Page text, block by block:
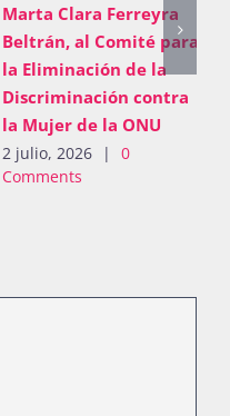
Marta Clara Ferreyra
Beltrán, al Comité para
la Eliminación de la
Discriminación contra
la Mujer de la ONU
2 julio, 2026 |
0
Comments